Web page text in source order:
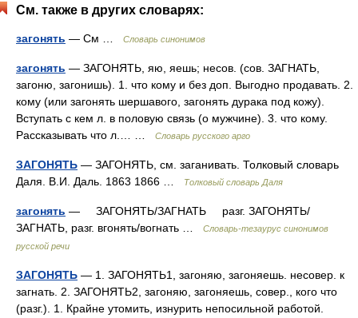
См. также в других словарях:
загонять — См … Словарь синонимов
загонять — ЗАГОНЯТЬ, яю, яешь; несов. (сов. ЗАГНАТЬ,
загоню, загонишь). 1. что кому и без доп. Выгодно продавать. 2.
кому (или загонять шершавого, загонять дурака под кожу).
Вступать с кем л. в половую связь (о мужчине). 3. что кому.
Рассказывать что л.… …
Словарь русского арго
ЗАГОНЯТЬ — ЗАГОНЯТЬ, см. заганивать. Толковый словарь
Даля. В.И. Даль. 1863 1866 …
Толковый словарь Даля
загонять — ЗАГОНЯТЬ/ЗАГНАТЬ разг. ЗАГОНЯТЬ/
ЗАГНАТЬ, разг. вгонять/вогнать …
Словарь-тезаурус синонимов
русской речи
ЗАГОНЯТЬ — 1. ЗАГОНЯТЬ1, загоняю, загоняешь. несовер. к
загнать. 2. ЗАГОНЯТЬ2, загоняю, загоняешь, совер., кого что
(разг.). 1. Крайне утомить, изнурить непосильной работой.